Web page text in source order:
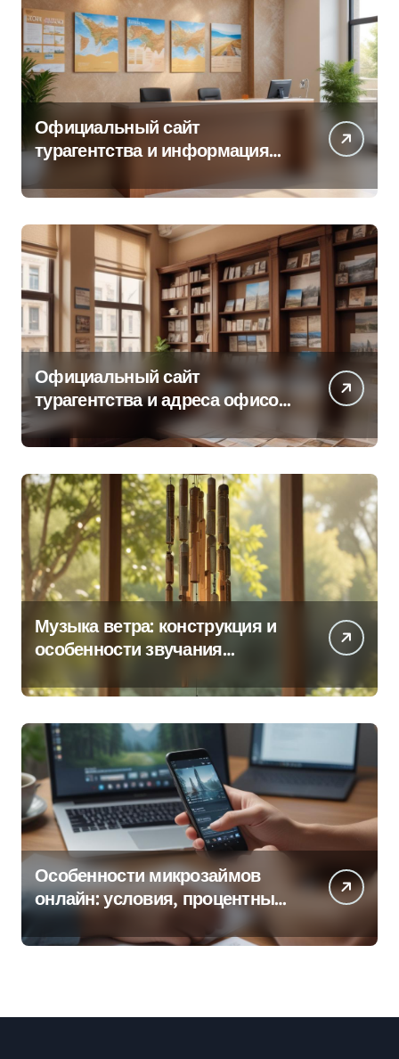
Официальный сайт
турагентства и информация
Официальный сайт
турагентства и адреса офисов
продаж по регионам
Музыка ветра: конструкция и
особенности звучания
Особенности микрозаймов
онлайн: условия, процентные
ставки и порядок оформления